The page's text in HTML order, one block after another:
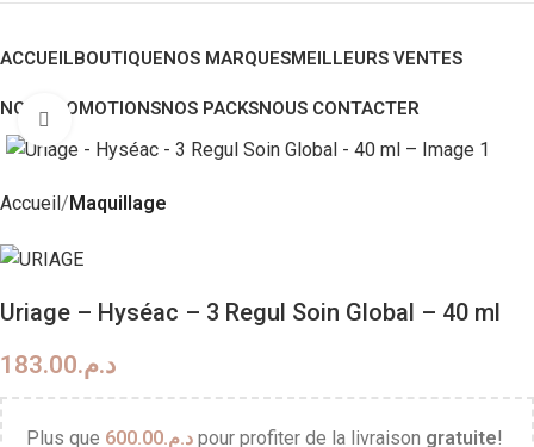
ACCUEILBOUTIQUENOS MARQUESMEILLEURS VENTES
NOS PROMOTIONSNOS PACKSNOUS CONTACTER
Click to enlarge
Accueil Maquillage
Uriage – Hyséac – 3 Regul Soin Global – 40 ml
د.م.183.00
Plus que د.م.600.00 pour profiter de la livraison gratuite!